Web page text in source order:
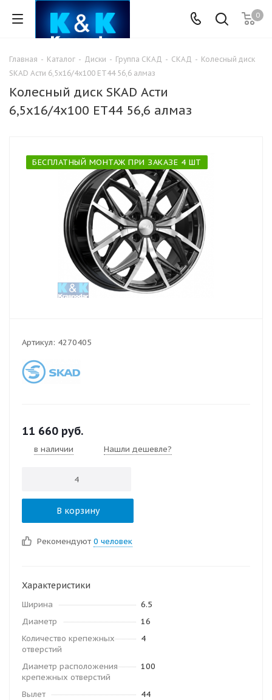
0
Главная - Каталог - Диски - Группа СКАД - СКАД - Колесный диск
SKAD Асти 6,5х16/4х100 ЕТ44 56,6 алмаз
Колесный диск SKAD Асти
6,5х16/4х100 ЕТ44 56,6 алмаз
БЕСПЛАТНЫЙ МОНТАЖ ПРИ ЗАКАЗЕ 4 ШТ
Артикул: 4270405
11 660 руб.
в наличии Нашли дешевле?
В корзину
Рекомендуют 0 человек
Характеристики
Ширина
6.5
Диаметр
16
Количество крепежных
отверстий
4
Диаметр расположения
крепежных отверстий
100
Вылет
44